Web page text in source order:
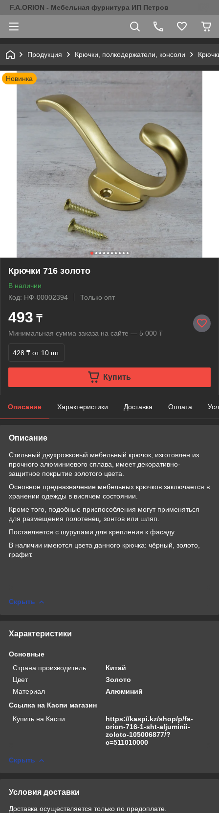
F.A.ORION - Мебельная фурнитура ИП Петров
Продукция Крючки, полкодержатели, консоли
Новинка
Крючки 716 золото
В наличии
Код: НФ-00002394
Только опт
493 ₸
Минимальная сумма заказа на сайте — 5 000 ₸
428 ₸ от 10 шт.
Купить
Описание Характеристики Доставка Оплата
Описание
Стильный двухрожковый мебельный крючок, изготовлен из
прочного алюминиевого сплава, имеет декоративно-
защитное покрытие золотого цвета.
Основное предназначение мебельных крючков заключается в
хранении одежды в висячем состоянии.
Кроме того, подобные приспособления могут применяться
для размещения полотенец, зонтов или шляп.
Поставляется с шурупами для крепления к фасаду.
В наличии имеются цвета данного крючка: чёрный, золото,
графит.
Скрыть
Характеристики
Основные
Страна производитель
Китай
Цвет
Золото
Материал
Алюминий
Ссылка на Каспи магазин
Купить на Каспи
https://kaspi.kz/shop/p/fa-
orion-716-1-sht-aljuminii-
zoloto-105006877/?
c=511010000
Скрыть
Условия доставки
Доставка осуществляется только по предоплате.